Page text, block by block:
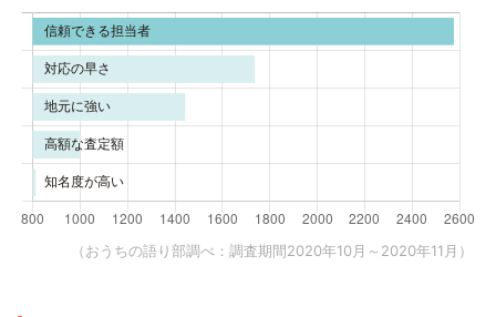
（おうちの語り部調べ：調査期間2020年10月～2020年11月）